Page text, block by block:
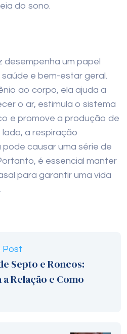
do sono.
desempenha um papel
e bem-estar geral.
ao corpo, ela ajuda a
o ar, estimula o sistema
e promove a produção de
a respiração
causar uma série de
é essencial manter
para garantir uma vida
Post
Septo e Roncos:
a Relação e Como